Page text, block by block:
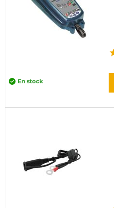
En stock